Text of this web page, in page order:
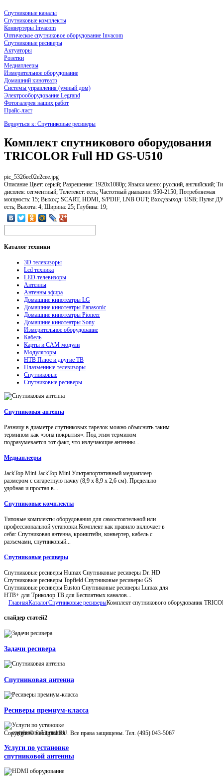
Спутниковые каналы
Спутниковые комплекты
Конвертеры Invacom
Оптическое спутниковое оборудование Invacom
Спутниковые ресиверы
Актуаторы
Розетки
Медиаплееры
Измерительное оборудование
Домашний кинотеатр
Системы управления (умный дом)
Электрооборудование Legrand
Фотогалерея наших работ
Прайс-лист
Вернуться к: Спутниковые ресиверы
Комплект спутникового оборудования
TRICOLOR Full HD GS-U510
pic_5326ec02e2cee.jpg
Описание Цвет: серый; Разрешение: 1920x1080р; Языки меню: русский, английский;
дисплея: сегментный; Телетекст: есть; Частотный диапазон: 950-2150; Потребляемая
мощность: 15; Выход: SCART, HDMI, S/PDIF, LNB OUT; Вход/выход: USB; Пульт
есть; Высота: 4; Ширина: 25; Глубина: 19;
Каталогтехники
3D телевизоры
Lcd техника
LED-телевизоры
Антенны
Антенны эфира
Домашние кинотеатры LG
Домашние кинотеатры Panasonic
Домашние кинотеатры Pioneer
Домашние кинотеатры Sony
Измерительное оборудование
Кабель
Карты и CAM модули
Модуляторы
НТВ Плюс и другие ТВ
Плазменные телевизоры
Спутниковые
Спутниковые ресиверы
Спутниковая антенна
Разницу в диаметре спутниковых тарелок можно объяснить таким
термином как «зона покрытия». Под этим термином
подразумевается тот факт, что излучающие антенны...
Медиаплееры
JackTop Mini JackTop Mini Ультрапортативный медиаплеер
размером с сигаретную пачку (8,9 x 8,9 x 2,6 см). Предельно
удобная и простая в...
Спутниковые комплекты
Типовые комплекты оборудования для самостоятельной или
профессиональной установки.Комплект как правило включает в
себя: Спутниковая антенна, кронштейн, конвертер, кабель с
разъемами, спутниковый...
Спутниковые ресиверы
Спутниковые ресиверы Humax Спутниковые ресиверы Dr. HD
Спутниковые ресиверы Topfield Спутниковые ресиверы GS
Спутниковые ресиверы Euston Спутниковые ресиверы Lumax для
НТВ+ для Триколор ТВ для Бесплатных каналов...
ГлавнаяКаталогСпутниковые ресиверыКомплект спутникового оборудования
слайдер статей2
Задачи ресивера
Спутниковая антенна
Ресиверы премиум-класса
Услуги по установке
спутниковой антенны
Copyright © Satdigital.RU. Все права защищены. Тел. (495) 043-5067